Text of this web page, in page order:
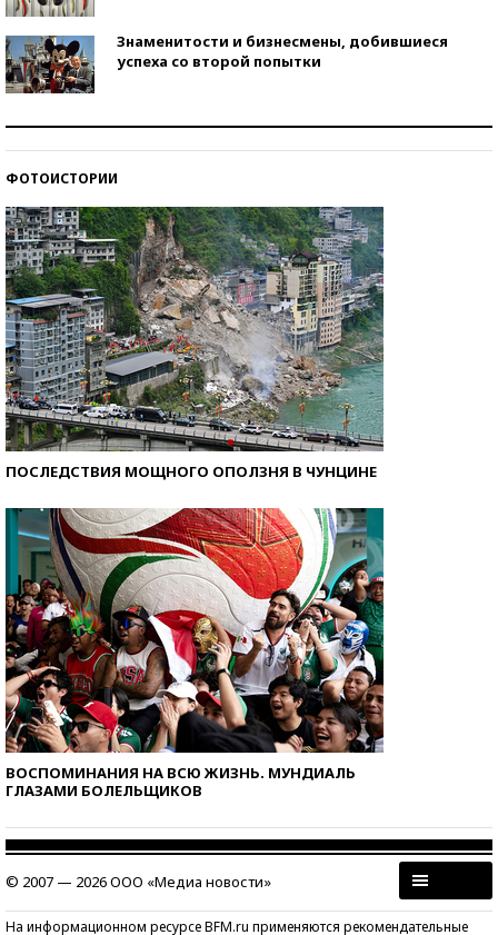
Знаменитости и бизнесмены, добившиеся
успеха со второй попытки
ФОТОИСТОРИИ
ПОСЛЕДСТВИЯ МОЩНОГО ОПОЛЗНЯ В ЧУНЦИНЕ
ВОСПОМИНАНИЯ НА ВСЮ ЖИЗНЬ. МУНДИАЛЬ
ГЛАЗАМИ БОЛЕЛЬЩИКОВ
© 2007 — 2026 ООО «Медиа новости»
На информационном ресурсе BFM.ru применяются рекомендательные